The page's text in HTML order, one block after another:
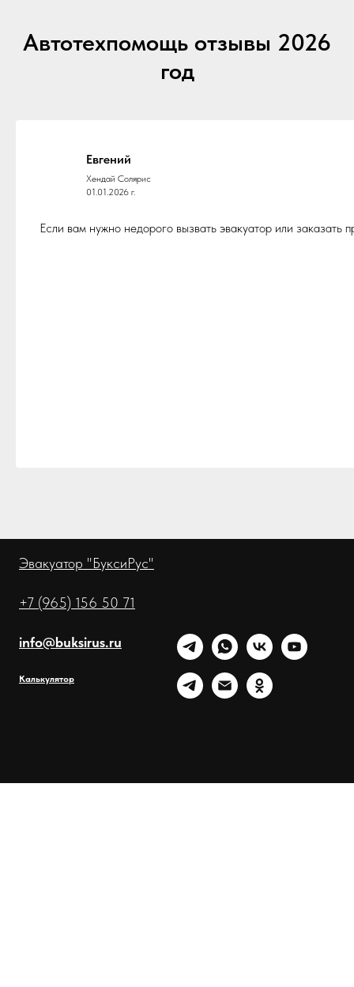
Автотехпомощь отзывы 2026
год
Евгений
Хендай Солярис
01.01.2026 г.
Если вам нужно недорого вызвать эвакуатор или
Эвакуатор "БуксиРус"
+7 (965) 156 50 71
info@buksirus.ru
Калькулятор